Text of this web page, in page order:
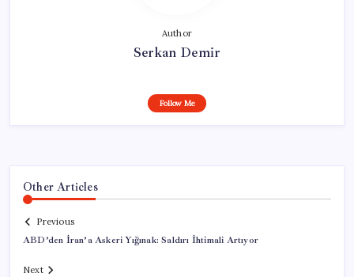
Author
Serkan Demir
Follow Me
Other Articles
Previous
ABD’den İran’a Askeri Yığınak: Saldırı İhtimali Artıyor
Next